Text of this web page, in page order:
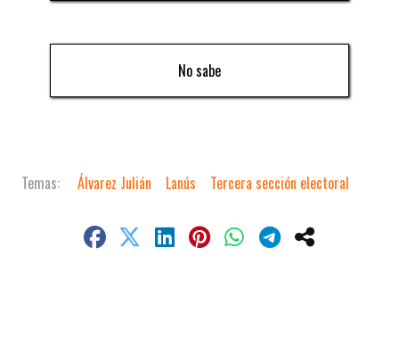
No sabe
Álvarez Julián Lanús Tercera sección electoral